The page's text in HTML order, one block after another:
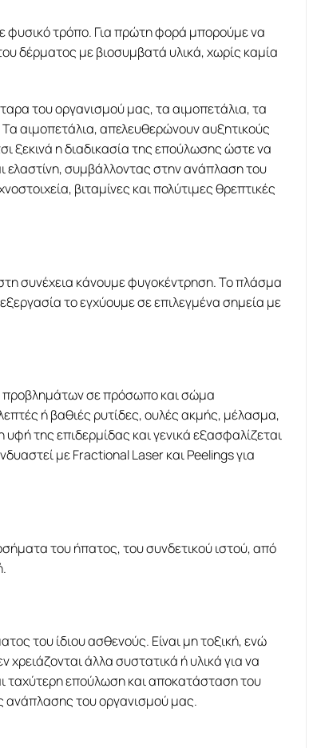
φυσικό τρόπο. Για πρώτη φορά μπορούμε να
δέρματος με βιοσυμβατά υλικά, χωρίς καμία
του οργανισμού μας, τα αιμοπετάλια, τα
αιμοπετάλια, απελευθερώνουν αυξητικούς
ξεκινά η διαδικασία της επούλωσης ώστε να
ελαστίνη, συμβάλλοντας στην ανάπλαση του
βιταμίνες και πολύτιμες θρεπτικές
συνέχεια κάνουμε φυγοκέντρηση. Το πλάσμα
το εγχύουμε σε επιλεγμένα σημεία με
προβλημάτων σε πρόσωπο και σώμα
ή βαθιές ρυτίδες, ουλές ακμής, μέλασμα,
υφή της επιδερμίδας και γενικά εξασφαλίζεται
με Fractional Laser και Peelings για
του ήπατος, του συνδετικού ιστού, από
του ίδιου ασθενούς. Είναι μη τοξική, ενώ
άλλα συστατικά ή υλικά για να
ταχύτερη επούλωση και αποκατάσταση του
ανάπλασης του οργανισμού μας.